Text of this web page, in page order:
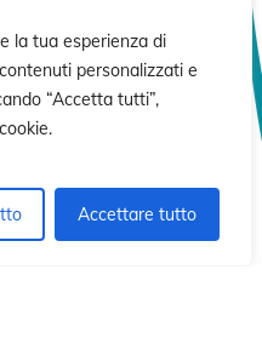
la tua esperienza di
personalizzati e
“Accetta tutti”,
Accettare tutto